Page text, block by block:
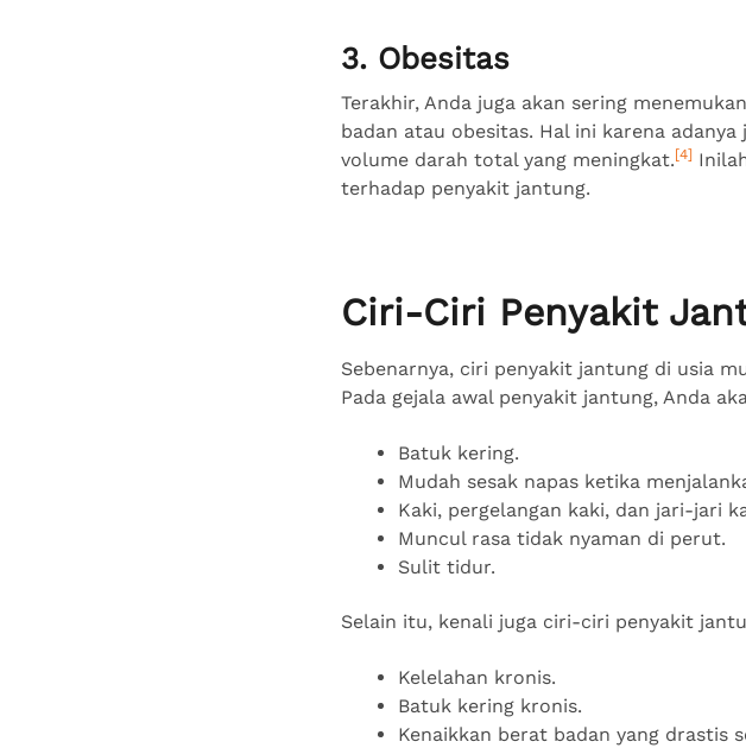
3. Obesitas
Terakhir, Anda juga akan sering
badan atau obesitas. Hal ini karena
volume darah total yang meningkat.[4]
terhadap penyakit jantung.
Ciri-Ciri Penyakit
Sebenarnya, ciri penyakit jantung di usia
Pada gejala awal penyakit jantung, Anda
Batuk kering.
Mudah sesak napas ketika
Kaki, pergelangan kaki, dan jari-jari
Muncul rasa tidak nyaman di perut.
Sulit tidur.
Selain itu, kenali juga ciri-ciri penyakit
Kelelahan kronis.
Batuk kering kronis.
Kenaikkan berat badan yang drastis